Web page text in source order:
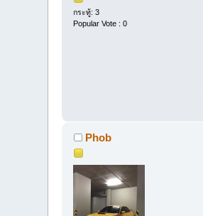
กระทู้: 3
Popular Vote : 0
Phob